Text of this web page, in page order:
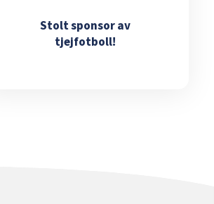
Stolt sponsor av
tjejfotboll!